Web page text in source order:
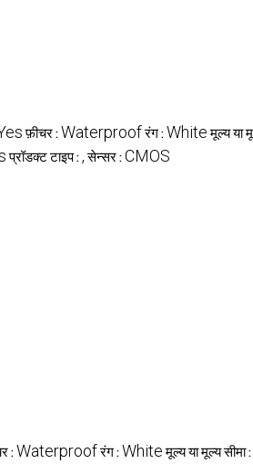
फ़ीचर :Waterproofरंग :White मूल्य या
प्रॉडक्ट टाइप :, सेन्सर :CMOS
:Waterproofरंग :White मूल्य या मूल्य सीमा :